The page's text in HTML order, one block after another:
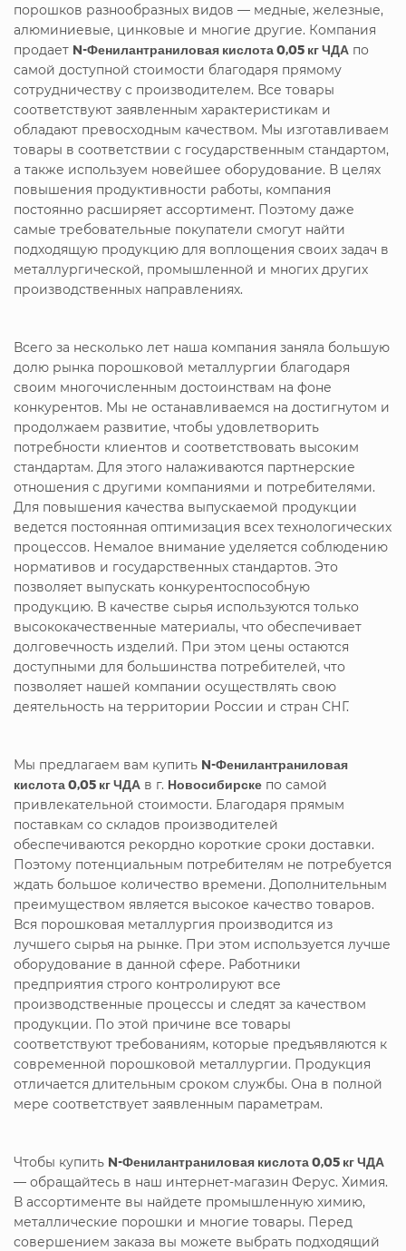
порошков разнообразных видов — медные, железные,
алюминиевые, цинковые и многие другие. Компания
продает N-Фенилантраниловая кислота 0,05 кг ЧДА по
самой доступной стоимости благодаря прямому
сотрудничеству с производителем. Все товары
соответствуют заявленным характеристикам и
обладают превосходным качеством. Мы изготавливаем
товары в соответствии с государственным стандартом,
а также используем новейшее оборудование. В целях
повышения продуктивности работы, компания
постоянно расширяет ассортимент. Поэтому даже
самые требовательные покупатели смогут найти
подходящую продукцию для воплощения своих задач в
металлургической, промышленной и многих других
производственных направлениях.
Всего за несколько лет наша компания заняла большую
долю рынка порошковой металлургии благодаря
своим многочисленным достоинствам на фоне
конкурентов. Мы не останавливаемся на достигнутом и
продолжаем развитие, чтобы удовлетворить
потребности клиентов и соответствовать высоким
стандартам. Для этого налаживаются партнерские
отношения с другими компаниями и потребителями.
Для повышения качества выпускаемой продукции
ведется постоянная оптимизация всех технологических
процессов. Немалое внимание уделяется соблюдению
нормативов и государственных стандартов. Это
позволяет выпускать конкурентоспособную
продукцию. В качестве сырья используются только
высококачественные материалы, что обеспечивает
долговечность изделий. При этом цены остаются
доступными для большинства потребителей, что
позволяет нашей компании осуществлять свою
деятельность на территории России и стран СНГ.
Мы предлагаем вам купить N-Фенилантраниловая
кислота 0,05 кг ЧДА в г. Новосибирске по самой
привлекательной стоимости. Благодаря прямым
поставкам со складов производителей
обеспечиваются рекордно короткие сроки доставки.
Поэтому потенциальным потребителям не потребуется
ждать большое количество времени. Дополнительным
преимуществом является высокое качество товаров.
Вся порошковая металлургия производится из
лучшего сырья на рынке. При этом используется лучше
оборудование в данной сфере. Работники
предприятия строго контролируют все
производственные процессы и следят за качеством
продукции. По этой причине все товары
соответствуют требованиям, которые предъявляются к
современной порошковой металлургии. Продукция
отличается длительным сроком службы. Она в полной
мере соответствует заявленным параметрам.
Чтобы купить N-Фенилантраниловая кислота 0,05 кг ЧДА
— обращайтесь в наш интернет-магазин Ферус. Химия.
В ассортименте вы найдете промышленную химию,
металлические порошки и многие товары. Перед
совершением заказа вы можете выбрать подходящий